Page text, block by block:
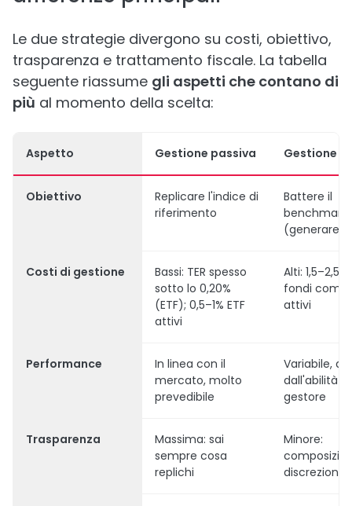
Le due strategie divergono su costi, obiettivo,
trasparenza e trattamento fiscale. La tabella
seguente riassume gli aspetti che contano di
più al momento della scelta:
Aspetto Gestione passiva Gestione
Obiettivo
Replicare l'indice di
riferimento
Battere il
benchmark
(generare
Costi di gestione
Bassi: TER spesso
sotto lo 0,20%
(ETF); 0,5–1% ETF
attivi
Alti:
fondi
attivi
Performance
In linea con il
mercato, molto
prevedibile
Variabile,
dall'abilità
gestore
Trasparenza
Massima: sai
sempre cosa
replichi
Minore: